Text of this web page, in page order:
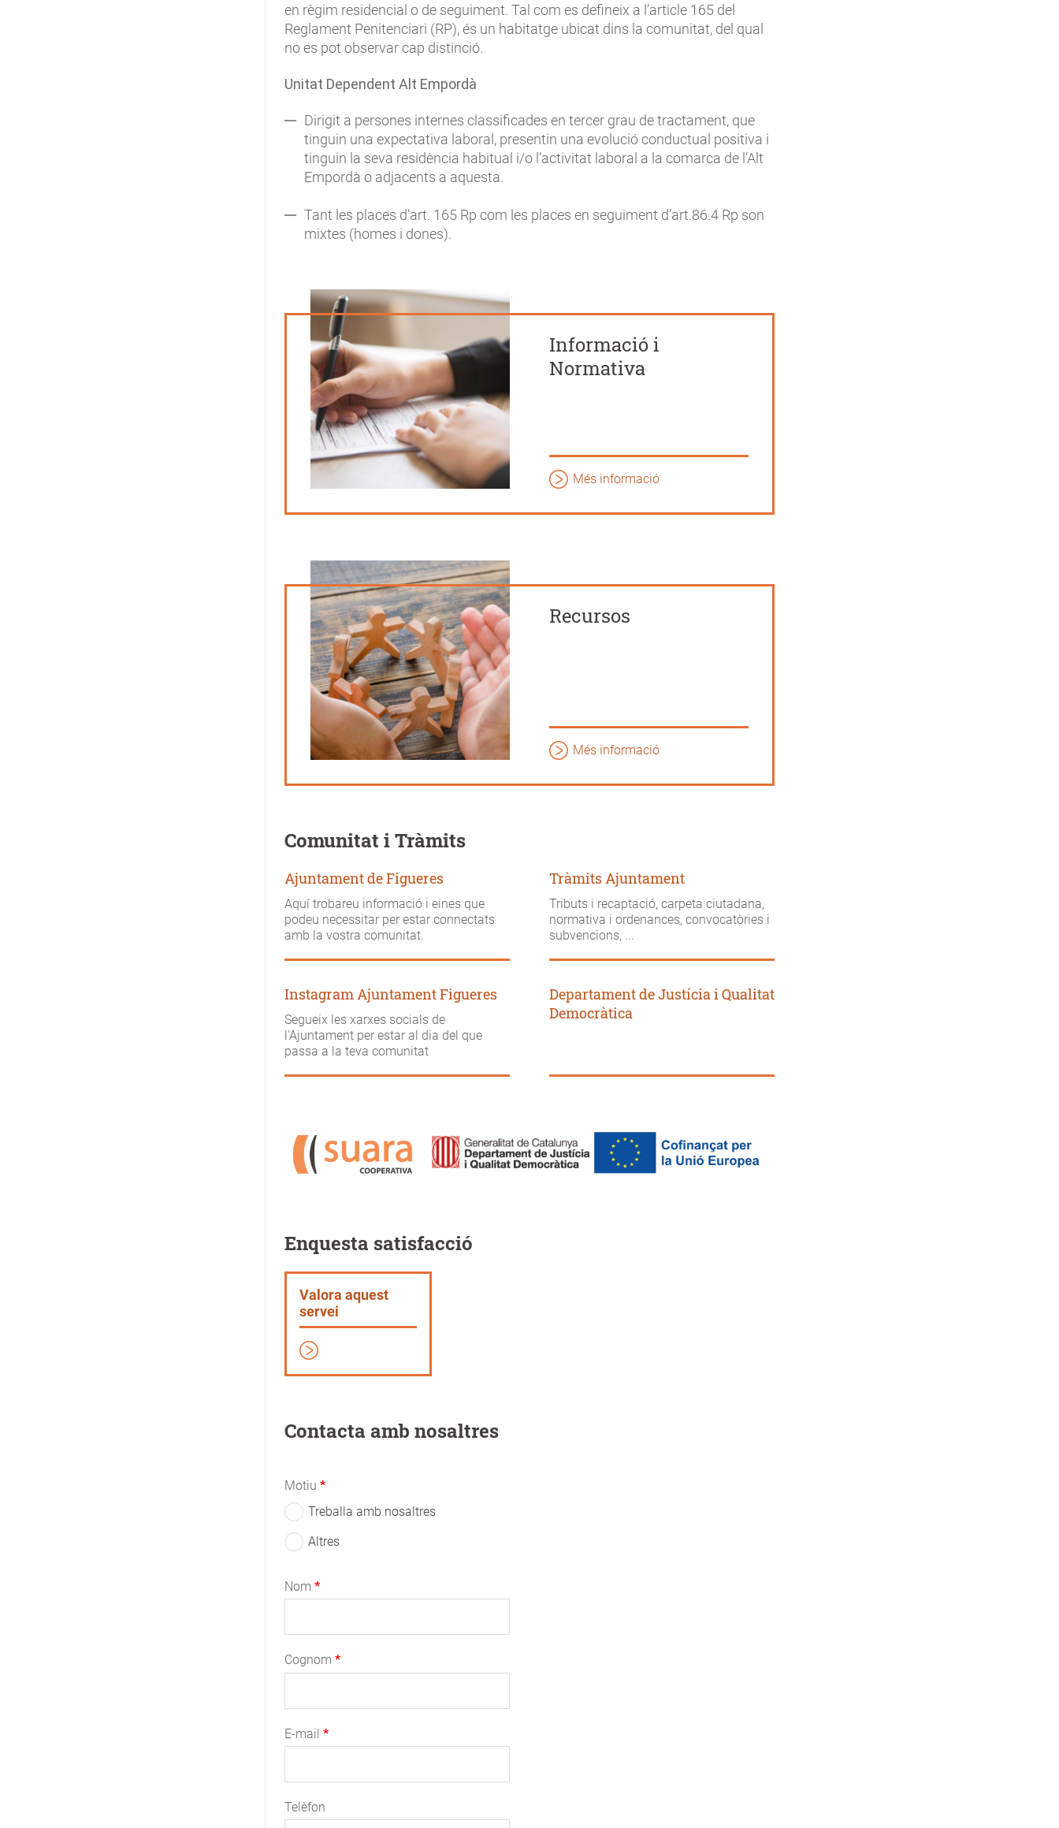
en règim residencial o de seguiment. Tal com es defineix a l’article 165 del
Reglament Penitenciari (RP), és un habitatge ubicat dins la comunitat, del qual
no es pot observar cap distinció.
Unitat Dependent Alt Empordà
Dirigit a persones internes classificades en tercer grau de tractament, que
tinguin una expectativa laboral, presentin una evolució conductual positiva i
tinguin la seva residència habitual i/o l’activitat laboral a la comarca de l’Alt
Empordà o adjacents a aquesta.
Tant les places d’art. 165 Rp com les places en seguiment d’art.86.4 Rp son
mixtes (homes i dones).
Informació i
Normativa
Més informació
Recursos
Més informació
Comunitat i Tràmits
Ajuntament de Figueres
Aquí trobareu informació i eines que
podeu necessitar per estar connectats
amb la vostra comunitat.
Tràmits Ajuntament
Tributs i recaptació, carpeta ciutadana,
normativa i ordenances, convocatòries i
subvencions, ...
Instagram Ajuntament Figueres
Segueix les xarxes socials de
l'Ajuntament per estar al dia del que
passa a la teva comunitat
Departament de Justícia i Qualitat
Democràtica
Enquesta satisfacció
Valora aquest
servei
Contacta amb nosaltres
Motiu
Treballa amb nosaltres
Altres
Nom
Cognom
E-mail
Telèfon